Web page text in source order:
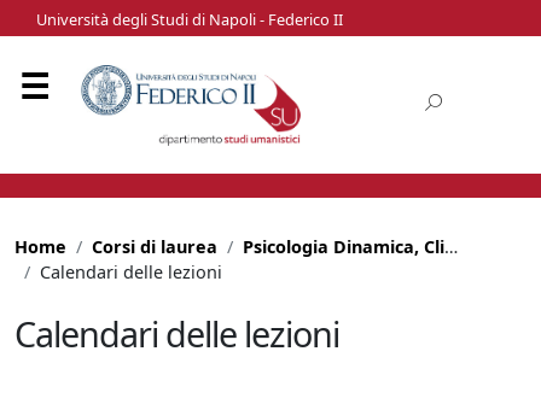
Università degli Studi di Napoli - Federico II
Home Corsi di laurea
Psicologia Dinamica, Clinica e di Comunità
Calendari delle lezioni
Calendari delle lezioni